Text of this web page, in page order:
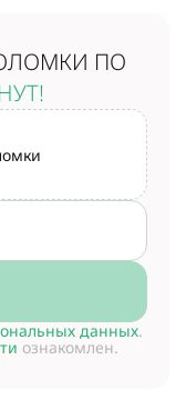
ПО
данных.
ознакомлен.